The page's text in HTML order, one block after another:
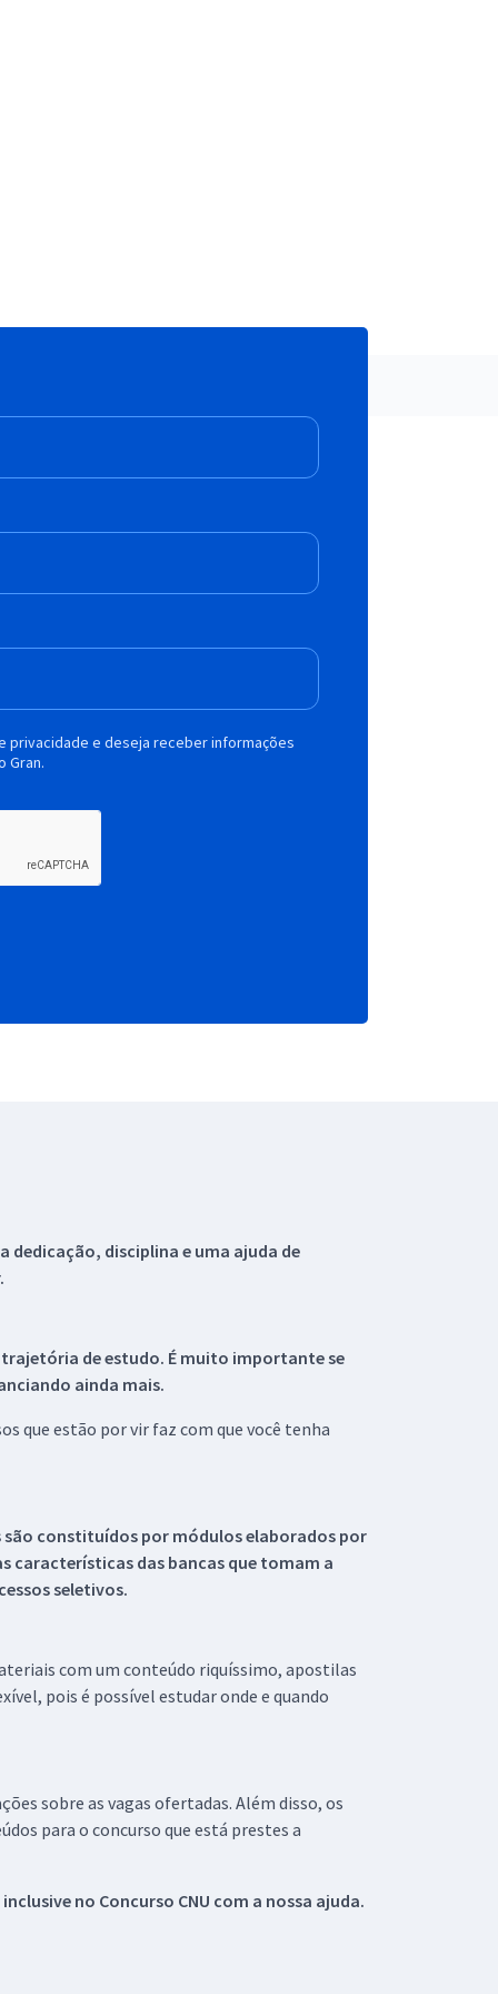
privacidade e deseja receber informações
Gran.
dedicação, disciplina e uma ajuda de
de estudo. É muito importante se
ainda mais.
que estão por vir faz com que você tenha
são constituídos por módulos elaborados por
características das bancas que tomam a
seletivos.
com um conteúdo riquíssimo, apostilas
pois é possível estudar onde e quando
sobre as vagas ofertadas. Além disso, os
para o concurso que está prestes a
no Concurso CNU com a nossa ajuda.